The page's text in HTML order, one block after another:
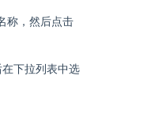
称，然后点击
在下拉列表中选